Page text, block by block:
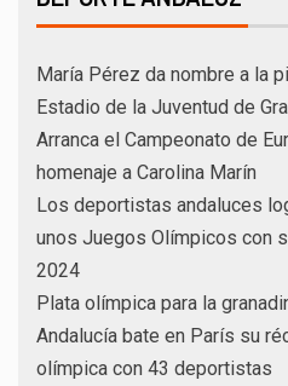
María Pérez da nombre a la
Estadio de la Juventud de
Arranca el Campeonato de
homenaje a Carolina Marín
Los deportistas andaluces
unos Juegos Olímpicos con
2024
Plata olímpica para la
Andalucía bate en París su
olímpica con 43 deportistas